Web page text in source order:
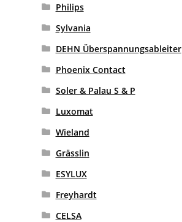
Philips
Sylvania
DEHN Überspannungsableiter
Phoenix Contact
Soler & Palau S & P
Luxomat
Wieland
Grässlin
ESYLUX
Freyhardt
CELSA